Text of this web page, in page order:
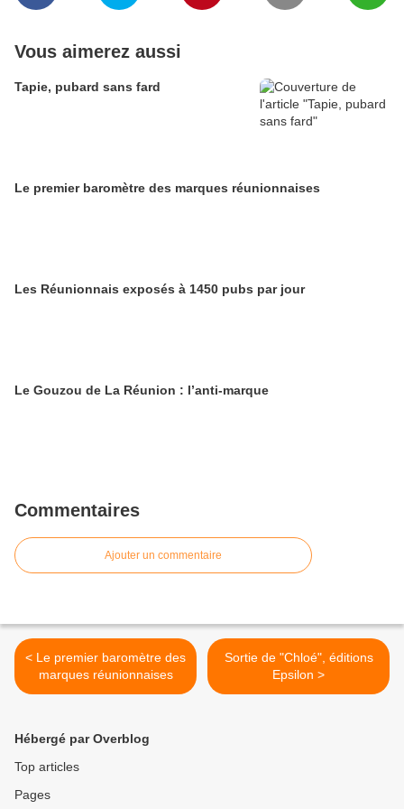
Vous aimerez aussi
Tapie, pubard sans fard
Le premier baromètre des marques réunionnaises
Les Réunionnais exposés à 1450 pubs par jour
Le Gouzou de La Réunion : l’anti-marque
Commentaires
Ajouter un commentaire
< Le premier baromètre des
marques réunionnaises
Sortie de "Chloé", éditions
Epsilon >
Hébergé par Overblog
Top articles
Pages